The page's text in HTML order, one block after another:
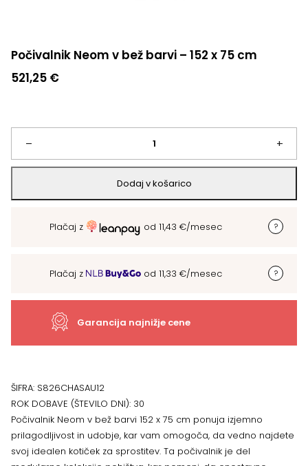
Počivalnik Neom v bež barvi – 152 x 75 cm
521,25 €
–
Počivalnik
Neom
v
x
cm
količina
+
Dodaj v košarico
Plačaj z od 11,43 €/mesec
Plačaj z od 11,33 €/mesec
Garancija najnižje cene
ŠIFRA: S826CHASAU12
ROK DOBAVE (ŠTEVILO DNI): 30
Počivalnik Neom v bež barvi 152 x 75 cm ponuja izjemno
prilagodljivost in udobje, kar vam omogoča, da vedno najdete
svoj idealen kotiček za sprostitev. Ta počivalnik je del